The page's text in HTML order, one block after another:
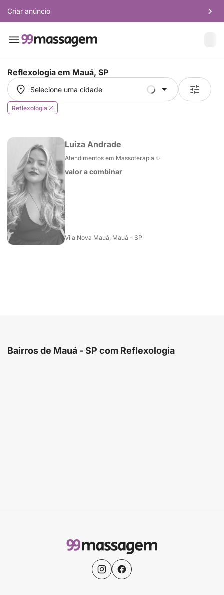
Criar anúncio
Reflexologia em Mauá, SP
Selecione uma cidade
Selecione uma cidade
Reflexologia
Luiza Andrade
Atendimentos em Massoterapia ✨
valor a combinar
Vila Nova Mauá, Mauá - SP
Bairros de Mauá - SP com Reflexologia